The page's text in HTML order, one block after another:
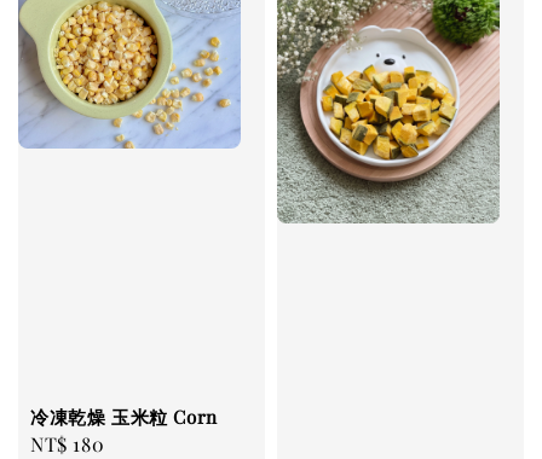
冷凍乾燥 玉米粒 Corn
Regular
NT$ 180